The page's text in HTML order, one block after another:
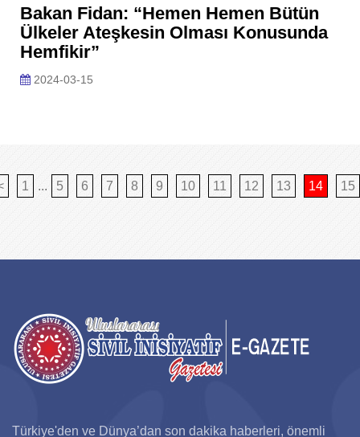
Bakan Fidan: “Hemen Hemen Bütün
Ülkeler Ateşkesin Olması Konusunda
Hemfikir”
2024-03-15
1 ... 5 6 7 8 9 10 11 12 13 14 15
Türkiye'den ve Dünya’dan son dakika haberleri, önemli